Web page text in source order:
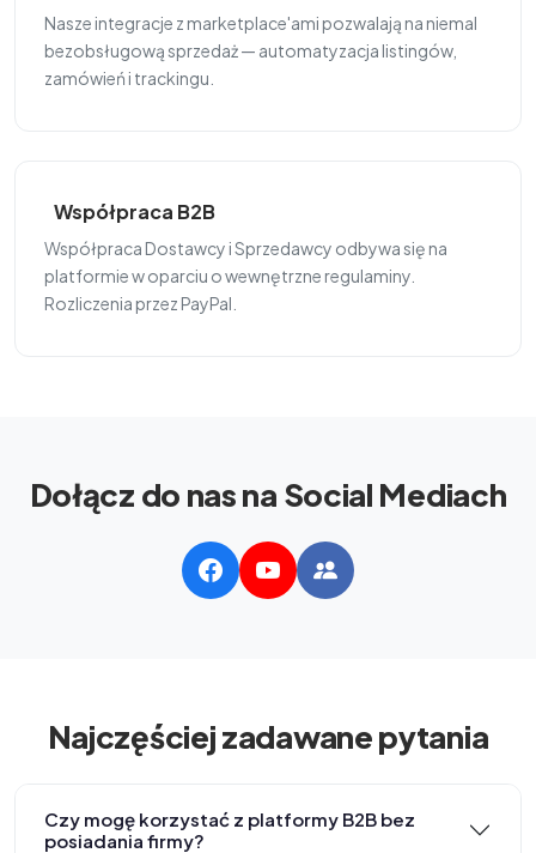
Nasze integracje z marketplace'ami pozwalają na niemal
bezobsługową sprzedaż — automatyzacja listingów,
zamówień i trackingu.
Współpraca B2B
Współpraca Dostawcy i Sprzedawcy odbywa się na
platformie w oparciu o wewnętrzne regulaminy.
Rozliczenia przez PayPal.
Dołącz do nas na Social Mediach
Najczęściej zadawane pytania
Czy mogę korzystać z platformy B2B bez
posiadania firmy?